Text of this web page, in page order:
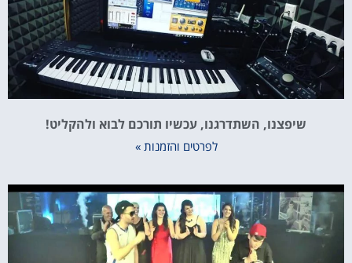
שיפצנו, השתדרגנו, עכשיו תורכם לבוא ולהקליט!
לפרטים והזמנות »